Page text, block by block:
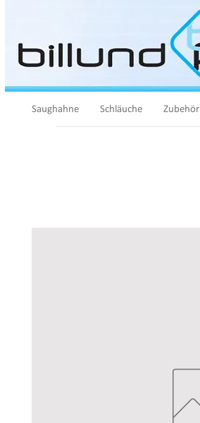
Saughahne Schläuche Zubehör